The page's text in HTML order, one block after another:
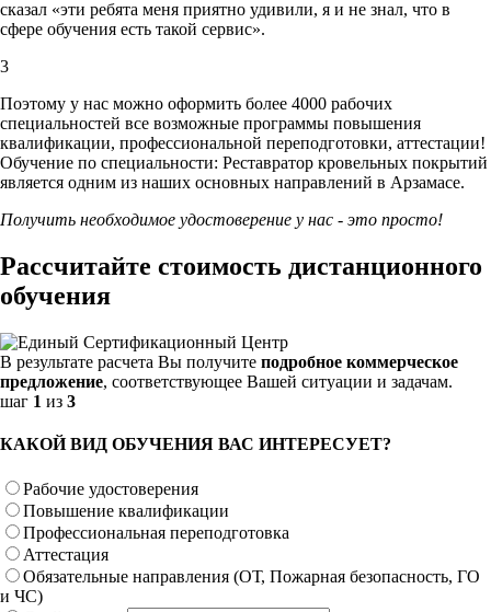
сказал «эти ребята меня приятно удивили, я и не знал, что в
сфере обучения есть такой сервис».
3
Поэтому у нас можно оформить более 4000 рабочих
специальностей все возможные программы повышения
квалификации, профессиональной переподготовки, аттестации!
Обучение по специальности: Реставратор кровельных покрытий
является одним из наших основных направлений в Арзамасе.
Получить необходимое удостоверение у нас - это просто!
Рассчитайте стоимость дистанционного
обучения
В результате расчета Вы получите подробное коммерческое
предложение, соответствующее Вашей ситуации и задачам.
шаг 1 из 3
КАКОЙ ВИД ОБУЧЕНИЯ ВАС ИНТЕРЕСУЕТ?
Рабочие удостоверения
Повышение квалификации
Профессиональная переподготовка
Аттестация
Обязательные направления (ОТ, Пожарная безопасность, ГО
и ЧС)